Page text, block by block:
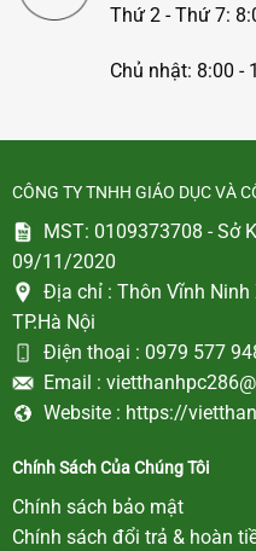
Thứ 2 - Thứ 7:
Chủ nhật: 8:00 -
CÔNG TY TNHH GIÁO DỤC VÀ
MST: 0109373708 - Sở
09/11/2020
Địa chỉ : Thôn Vĩnh Ninh
TP.Hà Nội
Điện thoại : 0979 577
Email :
Website : https://
Chính Sách Của Chúng Tôi
Chính sách bảo mật
Chính sách đổi trả & hoàn